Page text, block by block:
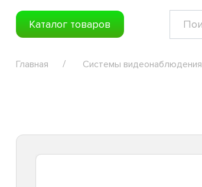
Каталог товаров
Главная Системы видеонаблюдения